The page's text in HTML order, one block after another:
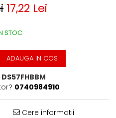
17,22 Lei
STOC
ADAUGA IN COS
DS57FHBBM
0740984910
Cere informatii